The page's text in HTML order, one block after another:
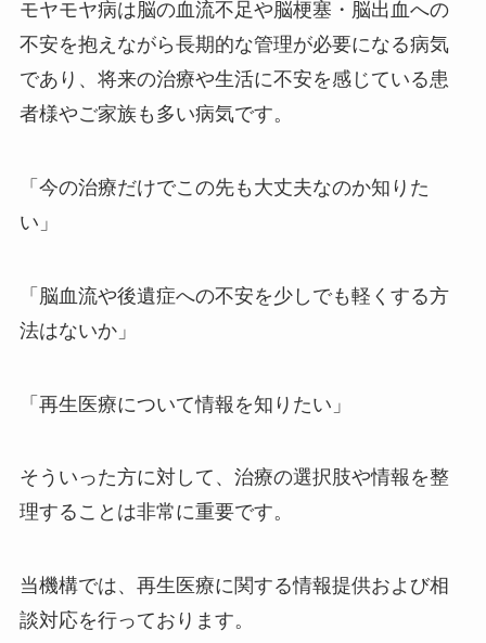
モヤモヤ病は脳の血流不足や脳梗塞・脳出血への
不安を抱えながら長期的な管理が必要になる病気
であり、将来の治療や生活に不安を感じている患
者様やご家族も多い病気です。
「今の治療だけでこの先も大丈夫なのか知りた
い」
「脳血流や後遺症への不安を少しでも軽くする方
法はないか」
「再生医療について情報を知りたい」
そういった方に対して、治療の選択肢や情報を整
理することは非常に重要です。
当機構では、再生医療に関する情報提供および相
談対応を行っております。